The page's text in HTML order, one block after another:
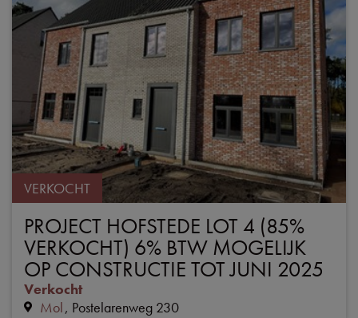
VERKOCHT
PROJECT HOFSTEDE LOT 4 (85%
VERKOCHT) 6% BTW MOGELIJK
OP CONSTRUCTIE TOT JUNI 2025
Verkocht
Mol Postelarenweg 230